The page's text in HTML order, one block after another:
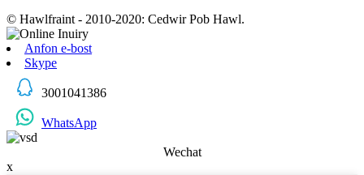
© Hawlfraint - 2010-2020: Cedwir Pob Hawl.
Anfon e-bost
Skype
3001041386
WhatsApp
Wechat
x